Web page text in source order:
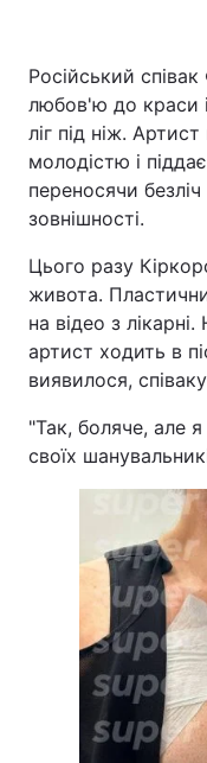
Російський
любов'ю до краси
ліг під ніж.
молодістю і
переносячи
зовнішності.
Цього разу
живота.
на відео з
артист ходить в
виявилося,
"Так, боляче, але
своїх